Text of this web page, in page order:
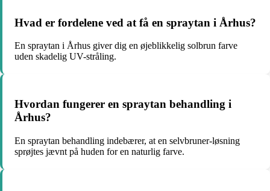
Hvad er fordelene ved at få en spraytan i Århus?
En spraytan i Århus giver dig en øjeblikkelig solbrun farve
uden skadelig UV-stråling.
Hvordan fungerer en spraytan behandling i
Århus?
En spraytan behandling indebærer, at en selvbruner-løsning
sprøjtes jævnt på huden for en naturlig farve.